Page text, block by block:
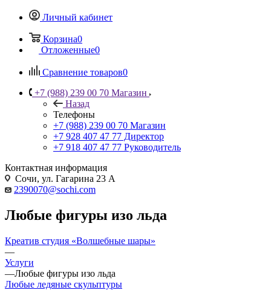
Личный кабинет
Корзина0
Отложенные0
Сравнение товаров0
+7 (988) 239 00 70 Магазин
Назад
Телефоны
+7 (988) 239 00 70 Магазин
+7 928 407 47 77 Директор
+7 918 407 47 77 Руководитель
Контактная информация
Сочи, ул. Гагарина 23 А
2390070@sochi.com
Любые фигуры изо льда
Креатив студия «Волшебные шары»
—
Услуги
—Любые фигуры изо льда
Любые ледяные скульптуры